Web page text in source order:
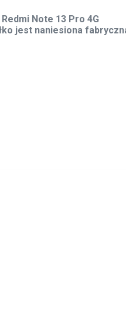
Note 13 Pro 4G
jest naniesiona